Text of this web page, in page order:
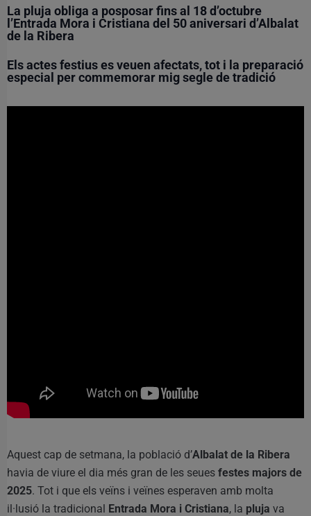
La pluja obliga a posposar fins al 18 d’octubre
l’Entrada Mora i Cristiana del 50 aniversari d’Albalat
de la Ribera
Els actes festius es veuen afectats, tot i la preparació
especial per commemorar mig segle de tradició
Aquest cap de setmana, la població d’Albalat de la Ribera
havia de viure el dia més gran de les seues festes majors de
2025. Tot i que els veïns i veïnes esperaven amb molta
il·lusió la tradicional Entrada Mora i Cristiana, la pluja va